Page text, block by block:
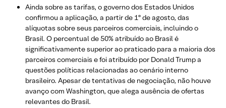
Ainda sobre as tarifas, o governo dos Estados Unidos
confirmou a aplicação, a partir de 1º de agosto, das
alíquotas sobre seus parceiros comerciais, incluindo o
Brasil. O percentual de 50% atribuído ao Brasil é
significativamente superior ao praticado para a maioria dos
parceiros comerciais e foi atribuído por Donald Trump a
questões políticas relacionadas ao cenário interno
brasileiro. Apesar de tentativas de negociação, não houve
avanço com Washington, que alega ausência de ofertas
relevantes do Brasil.